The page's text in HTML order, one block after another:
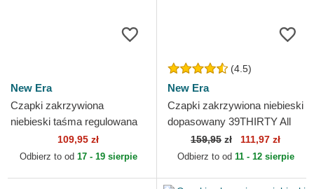
New Era
Czapki zakrzywiona
niebieski taśma regulowana
dla dziecka 9FORTY The
League Los Angeles Rams
109,95 zł
Odbierz to od 17 - 19 sierpie
(4.5)
New Era
Czapki zakrzywiona niebieski
dopasowany 39THIRTY All
Star Game Los Angeles
Dodgers MLB New Era
159,95 zł 111,97 zł
Odbierz to od 11 - 12 sierpie